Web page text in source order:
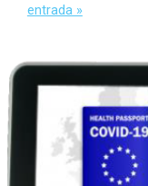
entrada »